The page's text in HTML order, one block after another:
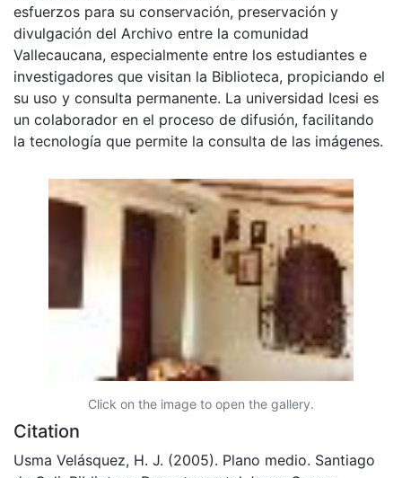
esfuerzos para su conservación, preservación y
divulgación del Archivo entre la comunidad
Vallecaucana, especialmente entre los estudiantes e
investigadores que visitan la Biblioteca, propiciando el
su uso y consulta permanente. La universidad Icesi es
un colaborador en el proceso de difusión, facilitando
la tecnología que permite la consulta de las imágenes.
Click on the image to open the gallery.
Citation
Usma Velásquez, H. J. (2005). Plano medio. Santiago